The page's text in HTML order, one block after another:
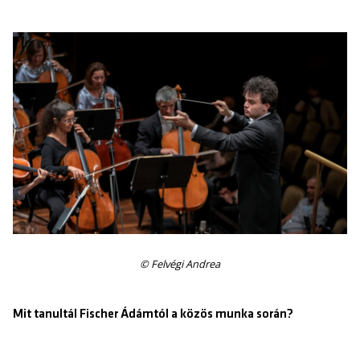
© Felvégi Andrea
Mit tanultál Fischer Ádámtól a közös munka során?